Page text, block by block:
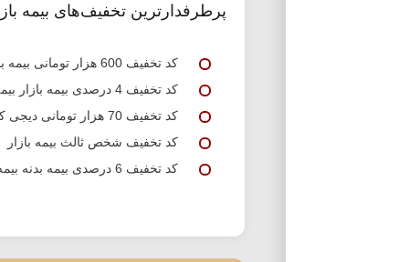
پرطرفدارترین تخفیف‌های بیمه
کد تخفیف 600 هزار تومانی بیمه بازار شخص ثالث
کد تخفیف 4 درصدی بیمه بازار بیمه شخص ثالث
کد تخفیف 70 هزار تومانی دیجی کالا بیمه بازار
کد تخفیف شخص ثالث بیمه بازار
کد تخفیف 6 درصدی بیمه بدنه بیمه بازار